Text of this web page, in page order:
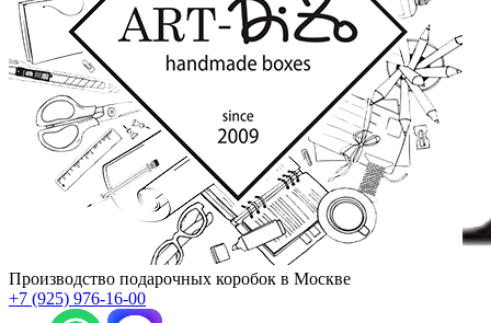
Производство подарочных коробок в Москве
+7 (925) 976-16-00